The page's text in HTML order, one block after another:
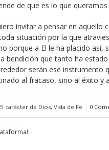
de que es lo que queramos
invitar a pensar en
situación por la que
porque a El le ha placido
bendición que tanto ha
serán ese instrumento
al fracaso, sino al éxito
El carácter de Dios, Vida de Fe 0